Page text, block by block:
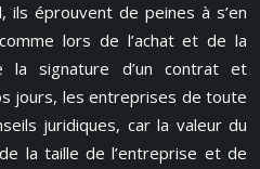
ils éprouvent de peines à s’en
lors de l’achat et de la
la signature d’un contrat et
jours, les entreprises de toute
juridiques, car la valeur du
la taille de l’entreprise et de